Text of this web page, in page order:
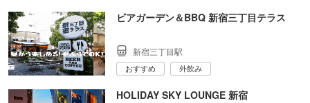
ビアガーデン＆BBQ 新宿三丁目テラス
新宿三丁目駅
おすすめ 外飲み
HOLIDAY SKY LOUNGE 新宿